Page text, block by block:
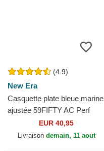
(4.9)
New Era
Casquette plate bleue marine
ajustée 59FIFTY AC Perf
Detroit Tigers MLB New Era
EUR 40,95
Livraison demain, 11 aout